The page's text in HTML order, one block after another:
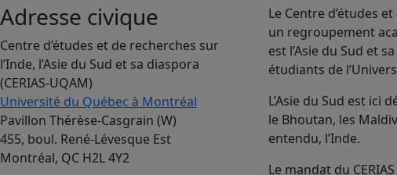
Adresse civique
Centre d’études et de recherches sur
l’Inde, l’Asie du Sud et sa diaspora
(CERIAS-UQAM)
Université du Québec à Montréal
Pavillon Thérèse-Casgrain (W)
455, boul. René-Lévesque Est
Montréal, QC H2L 4Y2
Le Centre d’études
un regroupement
est l’Asie du Sud et
étudiants de
L’Asie du Sud est
le Bhoutan, les
entendu, l’Inde.
Le mandat du